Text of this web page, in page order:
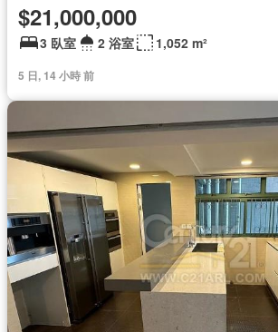
$21,000,000
3 臥室 2 浴室 1,052 m²
5 日, 14 小時 前